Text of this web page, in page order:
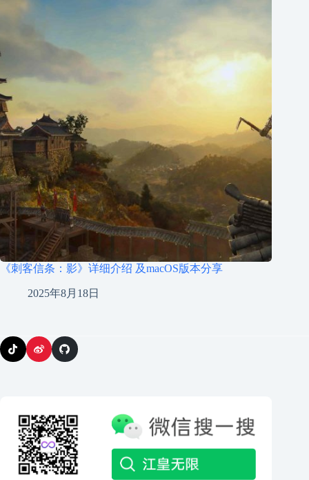
《刺客信条：影》详细介绍 及macOS版本分享
2025年8月18日